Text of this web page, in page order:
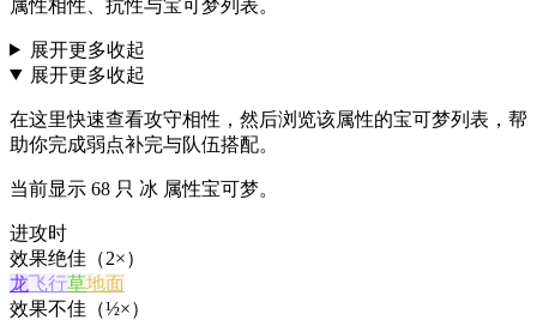
属性相性、抗性与宝可梦列表。
展开更多收起
展开更多收起
在这里快速查看攻守相性，然后浏览该属性的宝可梦列表，帮
助你完成弱点补完与队伍搭配。
当前显示 68 只 冰 属性宝可梦。
进攻时
效果绝佳（2×）
龙飞行草地面
效果不佳（½×）